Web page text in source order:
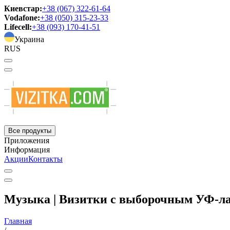
Киевстар:+38 (067) 322-61-64
Vodafone:+38 (050) 315-23-33
Lifecell:+38 (093) 170-41-51
Украина
RUS
Все продукты
Приложения
Информация
АкцииКонтакты
Музыка | Визитки с выборочным УФ-
Главная